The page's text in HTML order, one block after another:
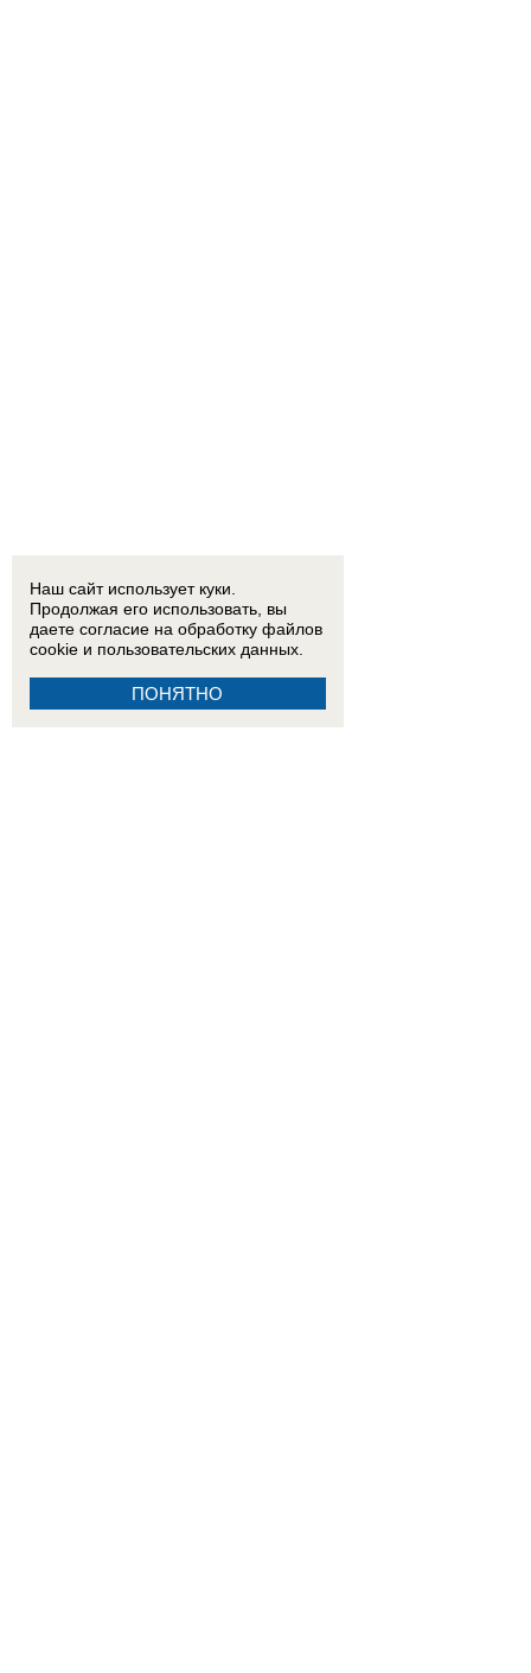
Наш сайт использует куки.
Продолжая его использовать, вы
даете согласие на обработку файлов
cookie и пользовательских данных.
ПОНЯТНО